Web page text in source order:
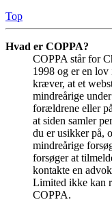
Top
Hvad er COPPA?
COPPA står for
1998 og er en
kræver, at et
mindreårige
forældrene eller
at siden samler
du er usikker på,
mindreårige
forsøger at
kontakte en
Limited ikke kan
COPPA.